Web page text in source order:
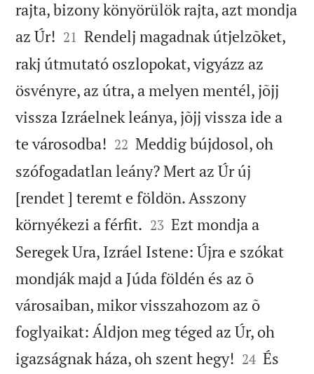
rajta, bizony könyörülök rajta, azt mondja
az Úr! 

21 Rendelj magadnak útjelzõket,
rakj útmutató oszlopokat, vigyázz az
ösvényre, az útra, a melyen mentél, jõjj
vissza Izráelnek leánya, jõjj vissza ide a
te városodba! 

22 Meddig bújdosol, oh
szófogadatlan leány? Mert az Úr új
[rendet ] teremt e földön. Asszony
környékezi a férfit. 

23 Ezt mondja a
Seregek Ura, Izráel Istene: Újra e szókat
mondják majd a Júda földén és az õ
városaiban, mikor visszahozom az õ
foglyaikat: Áldjon meg téged az Úr, oh
igazságnak háza, oh szent hegy! 

24 És